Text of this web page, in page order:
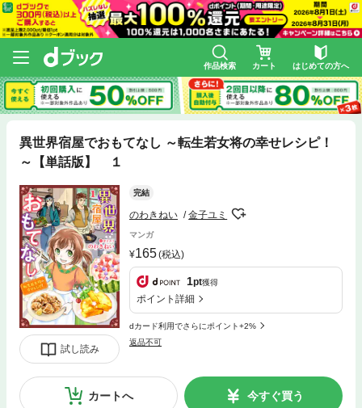
作品検索 カート はじめての方へ
異世界宿屋でおもてなし ～転生若女将の幸せレシピ！
～【単話版】 １
試し読み
完結
のわきねい 金子ユミ
マンガ
165(税込)
1pt獲得
ポイント詳細
dカード利用でさらにポイント+2%
返品不可
カートへ 今すぐ買う